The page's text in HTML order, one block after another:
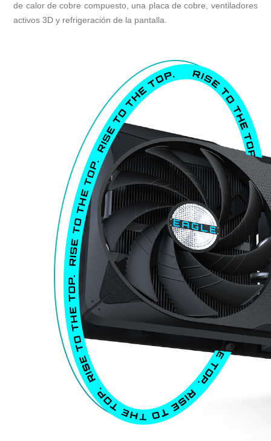
de calor de cobre compuesto, una placa de cobre, ventiladores
activos 3D y refrigeración de la pantalla.